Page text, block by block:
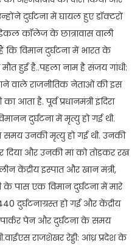
दुर्घटना में घायल हुए डॉक्टरों
कॉलेज के छात्रावास वाली
विमान दुर्घटना में भारत के
हुई है..पहला नाम है संजय गांधी:
वाले राजनीतिक नेताओं की इस
है. पूर्व प्रधानमंत्री इंदिरा
दुर्घटना में मृत्यु हो गई थी.
समय उनकी मृत्यु हो गई थी. उनकी
दिया और उनकी मां को तोड़कर रख
केंद्रीय इस्पात और खान मंत्री,
पास एक विमान दुर्घटना में मारे
दुर्घटनाग्रस्त हो गई और केंद्रीय
पेन और दुर्घटना के समय
राजशेखर रेड्डी: आंध्र प्रदेश के